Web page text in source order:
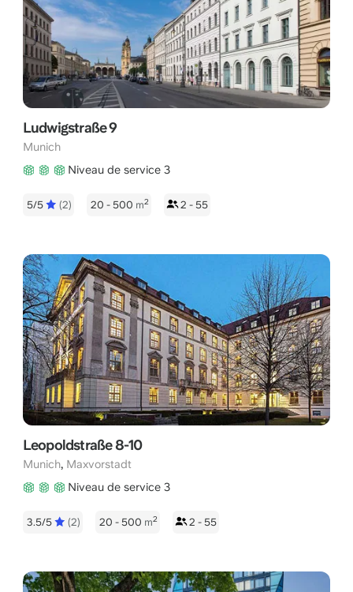
Ludwigstraße 9
Munich
Niveau de service 3
5/5 (2) 20 - 500 m2 2 - 55
Leopoldstraße 8-10
Munich, Maxvorstadt
Niveau de service 3
3.5/5 (2) 20 - 500 m2 2 - 55